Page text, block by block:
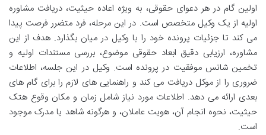
اولین گام در هر دعوای حقوقی، به ویژه اعاده حیثیت، دریافت مشاوره
اولیه از یک وکیل متخصص است. در این مرحله، فرد متضرر فرصت پیدا
می کند تا جزئیات پرونده خود را با وکیل در میان بگذارد. هدف از این
مشاوره، ارزیابی دقیق ابعاد حقوقی موضوع، بررسی مستندات اولیه و
تخمین شانس موفقیت در پرونده است. وکیل در این جلسه، اطلاعات
ضروری را از موکل دریافت می کند و راهنمایی های لازم را برای گام های
بعدی ارائه می دهد. اطلاعات مورد نیاز شامل زمان و مکان وقوع هتک
حیثیت، نحوه انجام آن، هویت عاملان، و هرگونه شاهد یا مدرک موجود
است.